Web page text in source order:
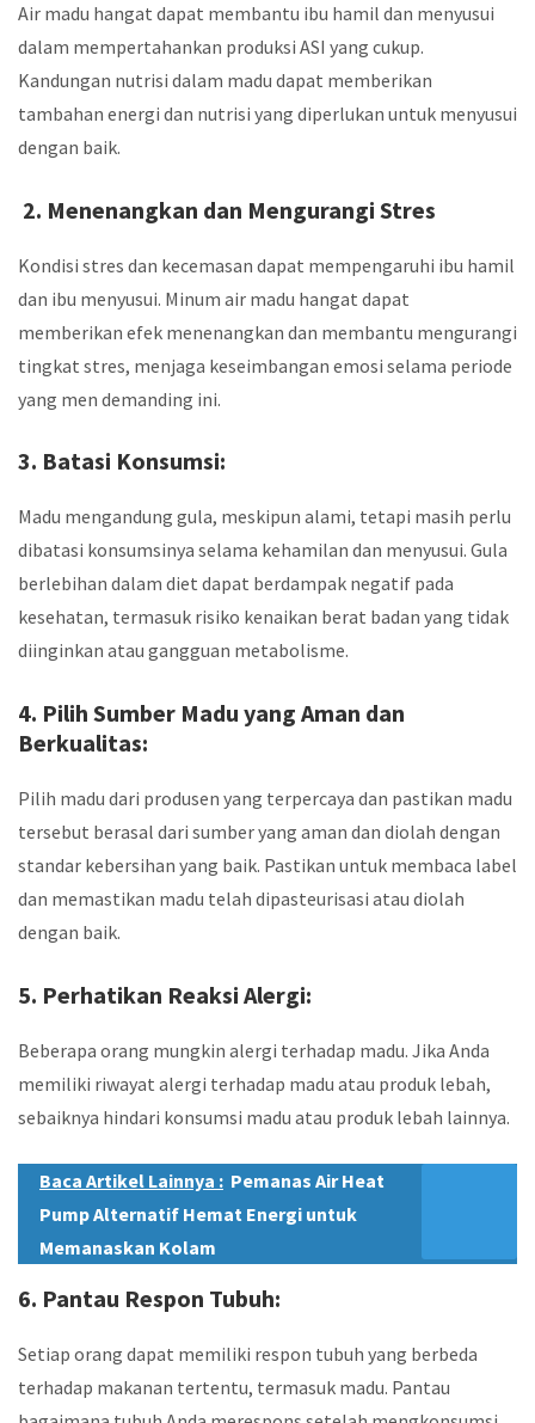
Air madu hangat dapat membantu ibu hamil dan menyusui
dalam mempertahankan produksi ASI yang cukup.
Kandungan nutrisi dalam madu dapat memberikan
tambahan energi dan nutrisi yang diperlukan untuk menyusui
dengan baik.
2. Menenangkan dan Mengurangi Stres
Kondisi stres dan kecemasan dapat mempengaruhi ibu hamil
dan ibu menyusui. Minum air madu hangat dapat
memberikan efek menenangkan dan membantu mengurangi
tingkat stres, menjaga keseimbangan emosi selama periode
yang men demanding ini.
3. Batasi Konsumsi:
Madu mengandung gula, meskipun alami, tetapi masih perlu
dibatasi konsumsinya selama kehamilan dan menyusui. Gula
berlebihan dalam diet dapat berdampak negatif pada
kesehatan, termasuk risiko kenaikan berat badan yang tidak
diinginkan atau gangguan metabolisme.
4. Pilih Sumber Madu yang Aman dan
Berkualitas:
Pilih madu dari produsen yang terpercaya dan pastikan madu
tersebut berasal dari sumber yang aman dan diolah dengan
standar kebersihan yang baik. Pastikan untuk membaca label
dan memastikan madu telah dipasteurisasi atau diolah
dengan baik.
5. Perhatikan Reaksi Alergi:
Beberapa orang mungkin alergi terhadap madu. Jika Anda
memiliki riwayat alergi terhadap madu atau produk lebah,
sebaiknya hindari konsumsi madu atau produk lebah lainnya.
Baca Artikel Lainnya : Pemanas Air Heat
Pump Alternatif Hemat Energi untuk
Memanaskan Kolam
6. Pantau Respon Tubuh:
Setiap orang dapat memiliki respon tubuh yang berbeda
terhadap makanan tertentu, termasuk madu. Pantau